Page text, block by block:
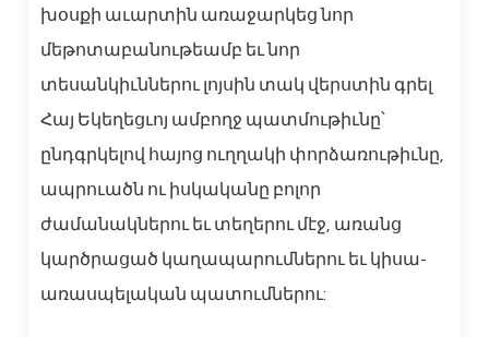
խօսքի աւարտին առաջարկեց նոր
մեթոտաբանութեամբ եւ նոր
տեսանկիւններու լոյսին տակ վերստին գրել
Հայ Եկեղեցւոյ ամբողջ պատմութիւնը՝
ընդգրկելով հայոց ուղղակի փորձառութիւնը,
ապրուածն ու իսկականը բոլոր
ժամանակներու եւ տեղերու մէջ, առանց
կարծրացած կաղապարումներու եւ կիսա-
առասպելական պատումներու: